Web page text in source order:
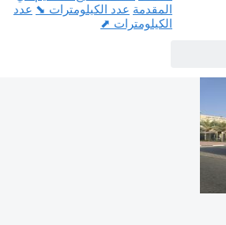
المقدمة عدد الكيلومترات ⬊ عدد
الكيلومترات ⬈